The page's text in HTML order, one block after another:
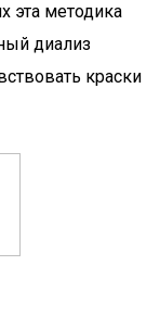
эта методика
диализ
краски